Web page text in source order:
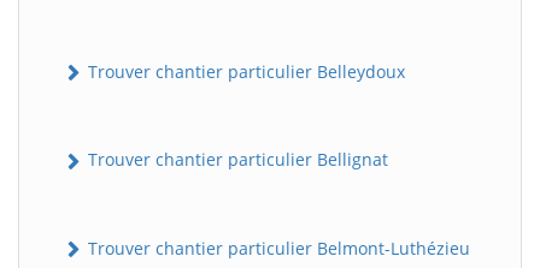
Trouver chantier particulier Belleydoux
Trouver chantier particulier Bellignat
Trouver chantier particulier Belmont-Luthézieu